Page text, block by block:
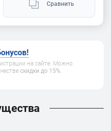
Сравнить
на сайте. Можно
скидки до 15%.